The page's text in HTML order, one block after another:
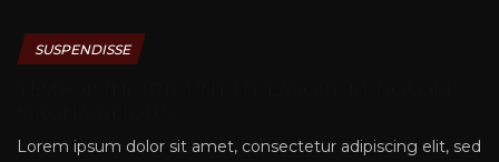
SUSPENDISSE
Lorem ipsum dolor sit amet, consectetur adipiscing elit, sed